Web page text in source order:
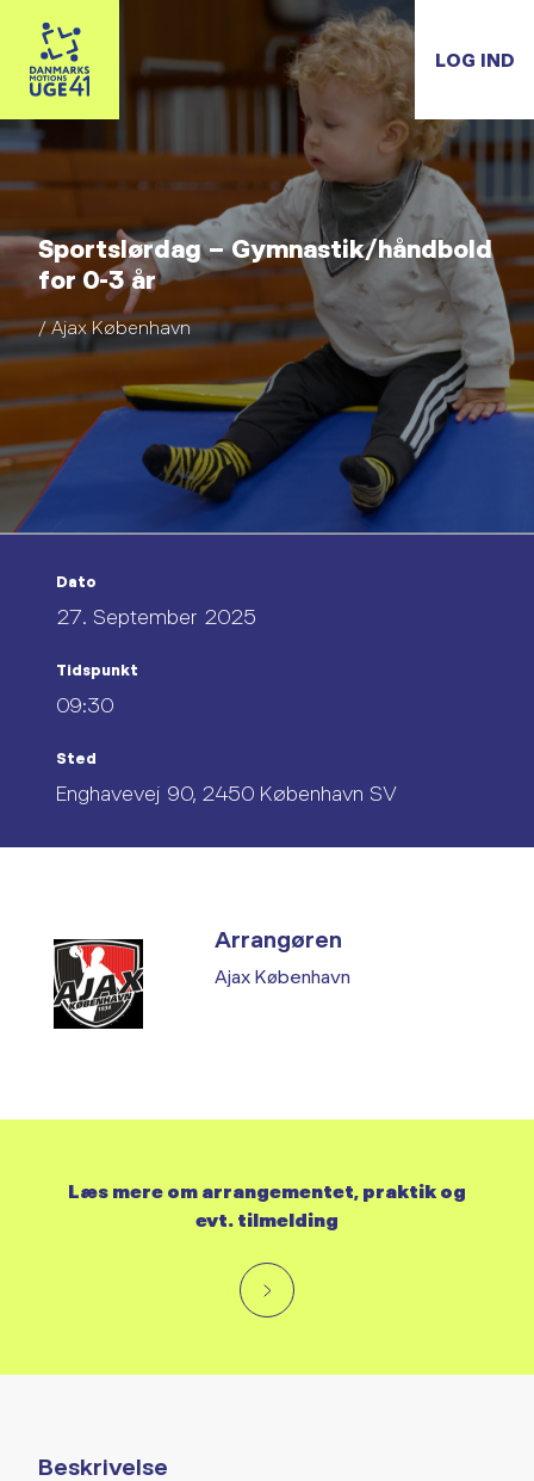
LOG IND
Sportslørdag – Gymnastik/håndbold
for 0-3 år
/ Ajax København
Dato
27. September 2025
Tidspunkt
09:30
Sted
Enghavevej 90, 2450 København SV
Beskrivelse
Arrangøren
Ajax København
Læs mere om arrangementet, praktik og
evt. tilmelding